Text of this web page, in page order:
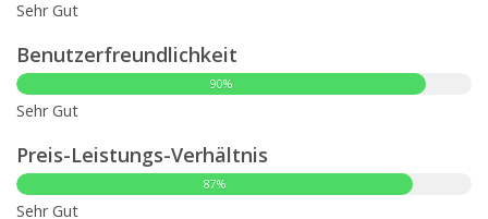
Sehr Gut
Benutzerfreundlichkeit
90%
Sehr Gut
Preis-Leistungs-Verhältnis
87%
Sehr Gut